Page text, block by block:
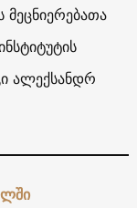
მეცნიერებათა
ალექსანდრ